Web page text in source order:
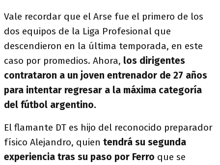
Vale recordar que el Arse fue el primero de los
dos equipos de la Liga Profesional que
descendieron en la última temporada, en este
caso por promedios. Ahora, los dirigentes
contrataron a un joven entrenador de 27 años
para intentar regresar a la máxima categoría
del fútbol argentino.
El flamante DT es hijo del reconocido preparador
físico Alejandro, quien tendrá su segunda
experiencia tras su paso por Ferro que se